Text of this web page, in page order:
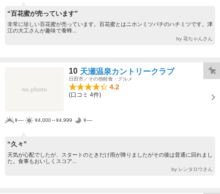
“百花蜜が売っています”
非常に珍しい百花蜜が売っています。百花蜜とはニホンミツバチのハチミツです。津
江の大工さんが趣味で養蜂...
by 花ちゃんさん
10 天瀬温泉カントリークラブ
日田市／その他軽食・グルメ
4.2
(口コミ 4件)
¥---- ¥4,000～¥4,999 ¥----
“久々”
天気が心配でしたが、スタートのときだけ雨が降りましたがその後は普通に回れまし
た。食事もおいしくスコア...
by レンタロウさん